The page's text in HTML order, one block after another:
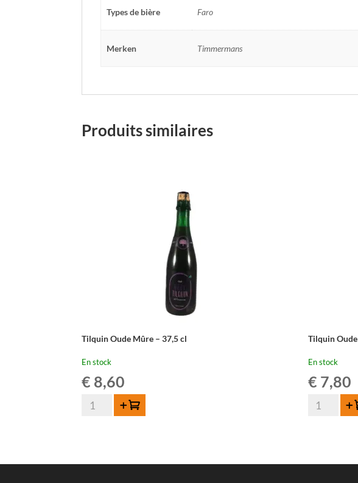
Types de bière Faro
Merken Timmermans
Produits similaires
Tilquin Oude Mûre – 37,5 cl
En stock
€ 8,60
quantité
Ajouter au panier
Tilquin
En stock
€ 7,80
quantité